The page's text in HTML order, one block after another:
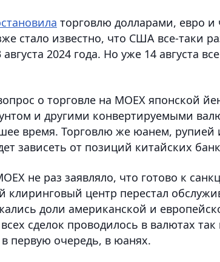
торговлю долларами, евро и
стало известно, что США все-таки
2024 года. Но уже 14 августа
о торговле на MOEX японской
и другими конвертируемыми
время. Торговлю же юанем, рупией
зависеть от позиций китайских
не раз заявляло, что готово к
центр перестал
доли американской и
всех сделок проводилось в валютах
первую очередь, в юанях.